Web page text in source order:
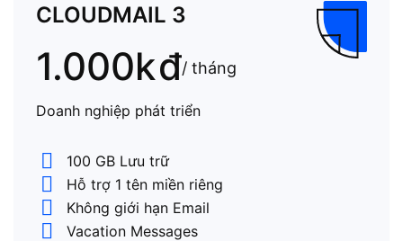
CLOUDMAIL 3
1.000kđ/ tháng
Doanh nghiệp phát triển
100 GB Lưu trữ
Hỗ trợ 1 tên miền riêng
Không giới hạn Email
Vacation Messages